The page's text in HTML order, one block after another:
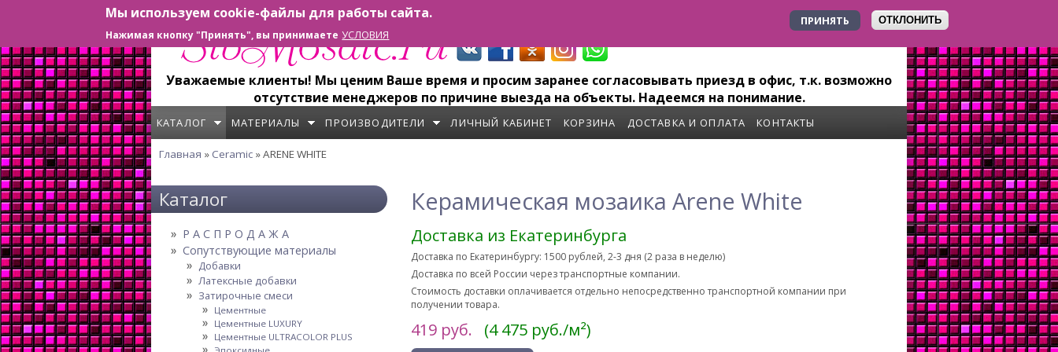
Мы используем cookie-файлы для работы сайта.
Нажимая кнопку "Принять", вы принимаете УСЛОВИЯ
ПРИНЯТЬ ОТКЛОНИТЬ
Перейти к основному содержанию +7 923 179-6-279
Уважаемые клиенты! Мы ценим Ваше время и просим заранее согласовывать приезд в офис, т.к. возможно
отсутствие менеджеров по причине выезда на объекты. Надеемся на понимание.
КАТАЛОГ МАТЕРИАЛЫ ПРОИЗВОДИТЕЛИ ЛИЧНЫЙ КАБИНЕТ КОРЗИНА ДОСТАВКА И ОПЛАТА КОНТАКТЫ
Главная » Ceramic » ARENE WHITE
Керамическая мозаика Arene White
Доставка из Екатеринбурга
Доставка по Екатеринбургу: 1500 рублей, 2-3 дня (2 раза в неделю)
Доставка по всей России через транспортные компании.
Стоимость доставки оплачивается отдельно непосредственно транспортной компании при
получении товара.
419 руб. (4 475 руб./м²)
Каталог
Р А С П Р О Д А Ж А
Сопутствующие материалы
Добавки
Латексные добавки
Затирочные смеси
Цементные
Цементные LUXURY
Цементные ULTRACOLOR PLUS